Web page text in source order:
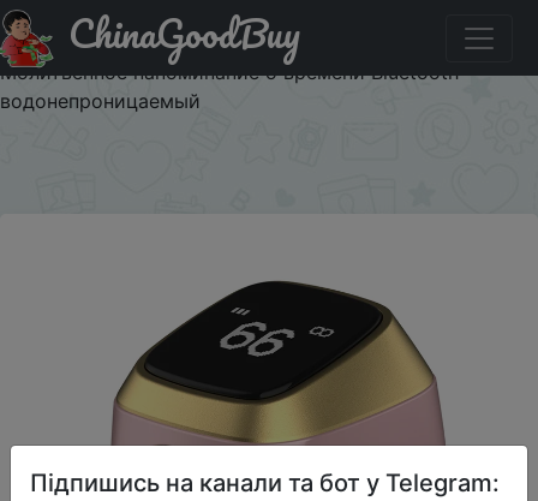
Купити на розпродажі IQibla Zikr1 lite Smart Tasbih Tally
Counter Ring для мусульман Zikr Digital Tasbeeh 5
Молитвенное напоминание о времени Bluetooth
водонепроницаемый
ChinaGoodBuy
Підпишись на канали та бот у Telegram: